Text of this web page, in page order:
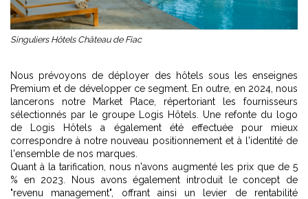
Singuliers Hôtels Château de Fiac
Nous prévoyons de déployer des hôtels sous les enseignes
Premium et de développer ce segment. En outre, en 2024, nous
lancerons notre Market Place, répertoriant les fournisseurs
sélectionnés par le groupe Logis Hôtels. Une refonte du logo
de Logis Hôtels a également été effectuée pour mieux
correspondre à notre nouveau positionnement et à l'identité de
l'ensemble de nos marques.
Quant à la tarification, nous n'avons augmenté les prix que de 5
% en 2023. Nous avons également introduit le concept de
"revenu management", offrant ainsi un levier de rentabilité